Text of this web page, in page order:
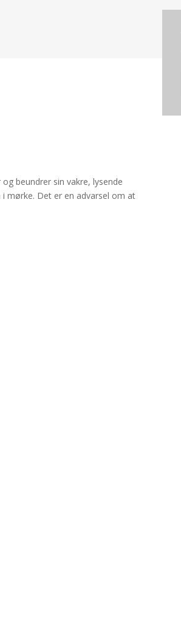
beundrer sin vakre, lysende
mørke. Det er en advarsel om at